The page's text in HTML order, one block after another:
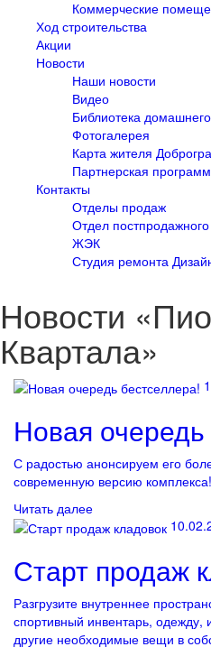
Коммерческие
Ход строительства
Акции
Новости
Наши новости
Видео
Библиотека
Фотогалерея
Карта жителя
Партнерская
Контакты
Отделы продаж
Отдел
ЖЭК
Студия ремонта
Новости
Квартала»
Новая
С радостью анонсируем его
современную версию комплекса!
Читать далее
Старт продаж
Разгрузите внутреннее
спортивный инвентарь,
другие необходимые вещи в